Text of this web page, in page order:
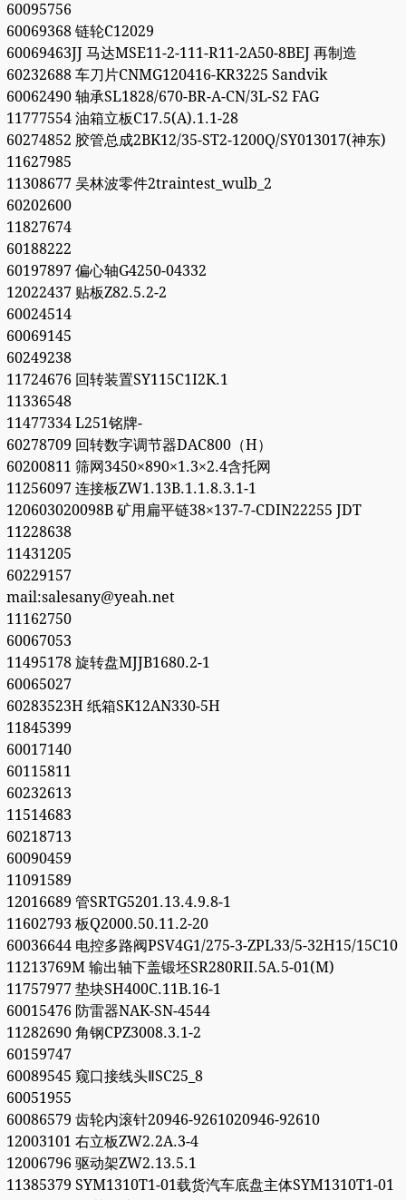
60095756
60069368 链轮C12029
60069463JJ 马达MSE11-2-111-R11-2A50-8BEJ 再制造
60232688 车刀片CNMG120416-KR3225 Sandvik
60062490 轴承SL1828/670-BR-A-CN/3L-S2 FAG
11777554 油箱立板C17.5(A).1.1-28
60274852 胶管总成2BK12/35-ST2-1200Q/SY013017(神东)
11627985
11308677 吴林波零件2traintest_wulb_2
60202600
11827674
60188222
60197897 偏心轴G4250-04332
12022437 贴板Z82.5.2-2
60024514
60069145
60249238
11724676 回转装置SY115C1I2K.1
11336548
11477334 L251铭牌-
60278709 回转数字调节器DAC800（H）
60200811 筛网3450×890×1.3×2.4含托网
11256097 连接板ZW1.13B.1.1.8.3.1-1
120603020098B 矿用扁平链38×137-7-CDIN22255 JDT
11228638
11431205
60229157
mail:salesany@yeah.net
11162750
60067053
11495178 旋转盘MJJB1680.2-1
60065027
60283523H 纸箱SK12AN330-5H
11845399
60017140
60115811
60232613
11514683
60218713
60090459
11091589
12016689 管SRTG5201.13.4.9.8-1
11602793 板Q2000.50.11.2-20
60036644 电控多路阀PSV4G1/275-3-ZPL33/5-32H15/15C10
11213769M 输出轴下盖锻坯SR280RII.5A.5-01(M)
11757977 垫块SH400C.11B.16-1
60015476 防雷器NAK-SN-4544
11282690 角钢CPZ3008.3.1-2
60159747
60089545 窥口接线头ⅡSC25_8
60051955
60086579 齿轮内滚针20946-9261020946-92610
12003101 右立板ZW2.2A.3-4
12006796 驱动架ZW2.13.5.1
11385379 SYM1310T1-01载货汽车底盘主体SYM1310T1-01